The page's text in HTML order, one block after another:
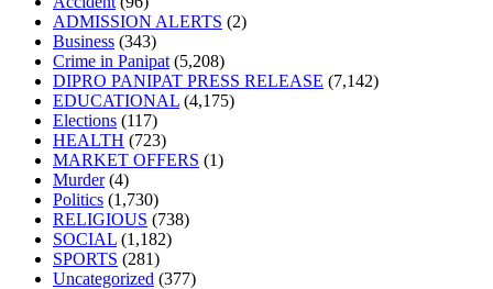
ADMISSION ALERTS (2)
Business (343)
Crime in Panipat (5,208)
DIPRO PANIPAT PRESS RELEASE (7,142)
EDUCATIONAL (4,175)
Elections (117)
HEALTH (723)
MARKET OFFERS (1)
Murder(4)
Politics (1,730)
RELIGIOUS (738)
SOCIAL (1,182)
SPORTS (281)
Uncategorized (377)